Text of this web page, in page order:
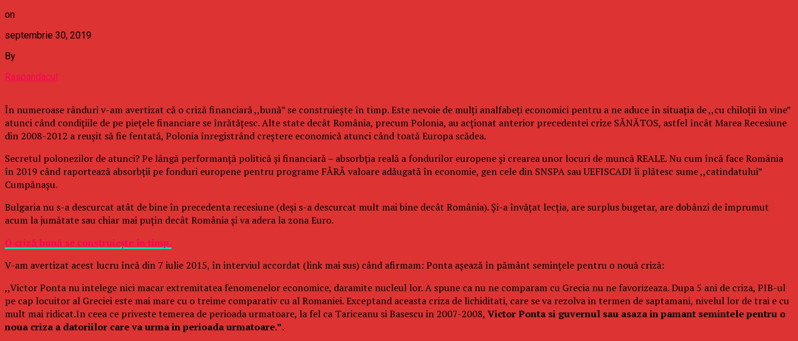
on
septembrie 30, 2019
By
Raspandacul
În numeroase rânduri v-am avertizat că o criză financiară ,,bună” se construiește în timp. Este nevoie de mulți analfabeți economici pentru a ne aduce în situația de ,,cu chiloții în vine”
atunci când condițiile de pe piețele financiare se înrătățesc. Alte state decât România, precum Polonia, au acționat anterior precedentei crize SĂNĂTOS, astfel încât Marea Recesiune
din 2008-2012 a reușit să fie fentată, Polonia înregistrând creștere economică atunci când toată Europa scădea.
Secretul polonezilor de atunci? Pe lângă performanță politică și financiară – absorbția reală a fondurilor europene și crearea unor locuri de muncă REALE. Nu cum încă face România
în 2019 când raportează absorbții pe fonduri europene pentru programe FĂRĂ valoare adăugată în economie, gen cele din SNSPA sau UEFISCADI îi plătesc sume ,,catindatului”
Cumpănașu.
Bulgaria nu s-a descurcat atât de bine în precedenta recesiune (deși s-a descurcat mult mai bine decât România). Și-a învățat lecția, are surplus bugetar, are dobânzi de împrumut
acum la jumătate sau chiar mai puțin decât România și va adera la zona Euro.
O criză bună se construiește în timp.
V-am avertizat acest lucru încă din 7 iulie 2015, în interviul accordat (link mai sus) când afirmam: Ponta așează în pământ semințele pentru o nouă criză:
,,Victor Ponta nu intelege nici macar extremitatea fenomenelor economice, daramite nucleul lor. A spune ca nu ne comparam cu Grecia nu ne favorizeaza. Dupa 5 ani de criza, PIB-ul
pe cap locuitor al Greciei este mai mare cu o treime comparativ cu al Romaniei. Exceptand aceasta criza de lichiditati, care se va rezolva in termen de saptamani, nivelul lor de trai e cu
mult mai ridicat.In ceea ce priveste temerea de perioada urmatoare, la fel ca Tariceanu si Basescu in 2007-2008, Victor Ponta si guvernul sau asaza in pamant semintele pentru o
noua criza a datoriilor care va urma in perioada urmatoare.”.